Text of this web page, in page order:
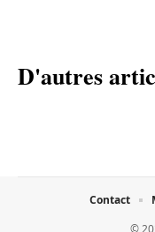
D'autres
Contact